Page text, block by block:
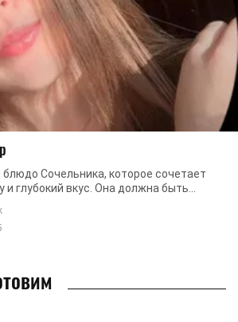
блюдо Сочельника, которое сочетает
и глубокий вкус. Она должна быть
хорошо ...